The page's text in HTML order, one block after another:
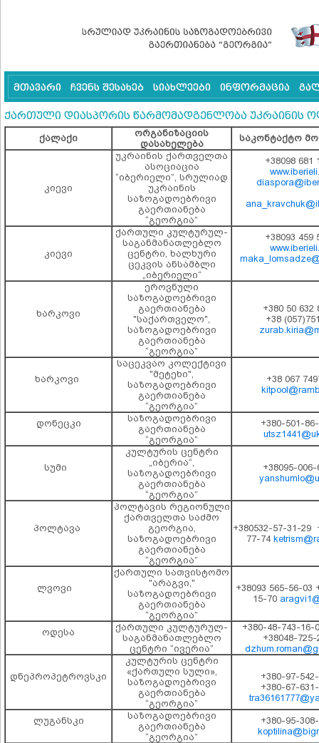
მთავარი ჩვენს შესახებ სიახლეები ინფორმაცია
ქართული დიასპორის წარმომადგენლობა უკრაინის
ქალაქი
ორგანიზაციის
დასახელება
საკონტაქტო
კიევი
უკრაინის ქართველთა
ასოციაცია
“იბერიელი”, სრულიად
უკრაინის
საზოგადოებრივი
გაერთიანება
“გეორგია”
+38098 681
კიევი
ქართული კულტურულ-
საგანმანათლებლო
ცენტრი, ხალხური
ცეკვის ანსამბლი
„იბერიელი“
+38093 459
ხარკოვი
ეროვნული
საზოგადოებრივი
გაერთიანება
"საქართველო",
საზოგადოებრივი
გაერთიანება
“გეორგია”
+380 50 632
+38
ხარკოვი
საცეკვაო კოლექტივი
"მეტეხი",
საზოგადოებრივი
გაერთიანება
“გეორგია”
+38 067
დონეცკი
საზოგადოებრივი
გაერთიანება
“გეორგია”
+380-501-
სუმი
კულტურის ცენტრი
„იბერია“,
საზოგადოებრივი
გაერთიანება
“გეორგია”
+38095-006-
პოლტავა
პოლტავის რეგიონული
ქართველთა საძმო
გეორგია,
საზოგადოებრივი
გაერთიანება
“გეორგია”
+380532-57-31-29
77-74
ლვოვი
ქართული სათვისტომო
"არაგვი,"
საზოგადოებრივი
გაერთიანება
“გეორგია”
+38093 565-56-03
15-70
ოდესა
ქართული კულტურულ-
საგანმანათლებლო
ცენტრი “ივერია”
+380-48-743-
+38048-725-
დნეპროპეტროვსკი
კულტურის ცენტრი
«ქართული სული»,
საზოგადოებრივი
გაერთიანება
“გეორგია”
+380-97-
+380-67-
ლუგანსკი
საზოგადოებრივი
გაერთიანება
“გეორგია”
+380-95-